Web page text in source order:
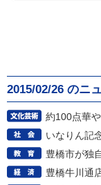
2015/02/26 のニ
約100点華
いなりん記
豊橋市が独
豊橋牛川通